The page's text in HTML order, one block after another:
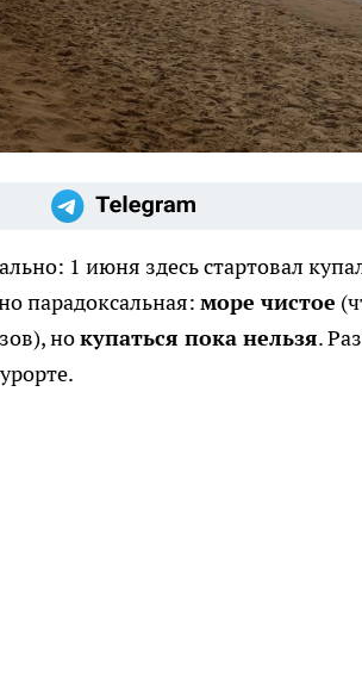
1 июня здесь стартовал
парадоксальная: море чистое
нокупаться пока нельзя.